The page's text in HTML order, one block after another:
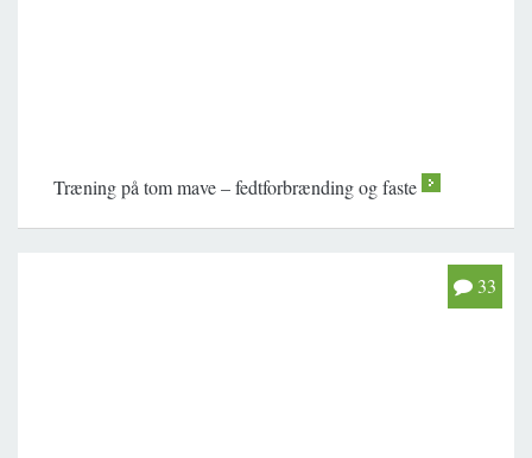
Træning på tom mave – fedtforbrænding og faste
33